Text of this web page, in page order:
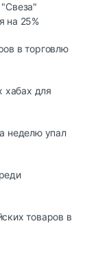
на 25%
в торговлю
хабах для
неделю упал
товаров в